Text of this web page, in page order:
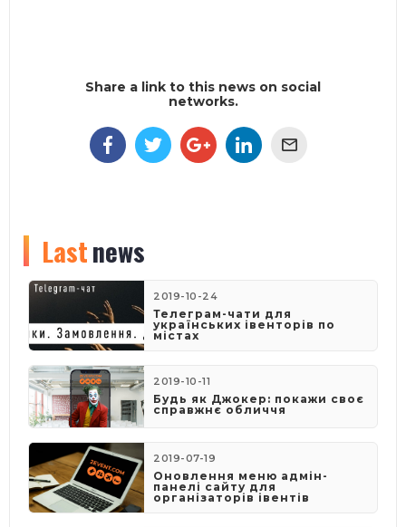
Share a link to this news on social
networks.
Lastnews
2019-10-24
Телеграм-чати для
українських івенторів по
містах
2019-10-11
Будь як Джокер: покажи своє
справжнє обличчя
2019-07-19
Оновлення меню адмін-
панелі сайту для
організаторів івентів